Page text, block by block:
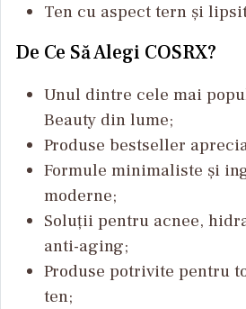
Ten cu aspect tern și
De Ce Să Alegi COSRX?
Unul dintre cele mai
Beauty din lume;
Produse bestseller
Formule minimaliste și
moderne;
Soluții pentru acnee,
anti-aging;
Produse potrivite pentru
ten;